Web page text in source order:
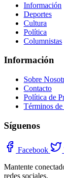
Información
Deportes
Cultura
Política
Columnistas
Información
Sobre
Contacto
Política de
Términos
Síguenos
Facebook
Mantente
redes sociales.